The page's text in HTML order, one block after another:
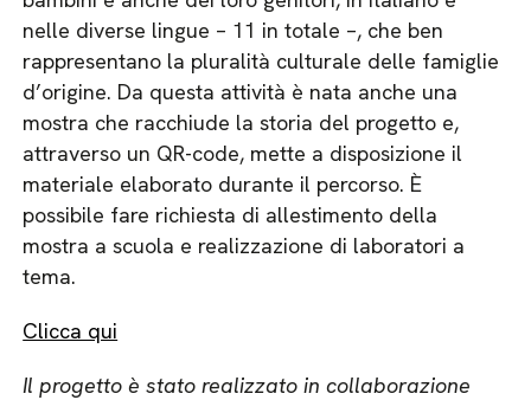
nelle diverse lingue – 11 in totale –, che ben
rappresentano la pluralità culturale delle famiglie
d’origine. Da questa attività è nata anche una
mostra che racchiude la storia del progetto e,
attraverso un QR-code, mette a disposizione il
materiale elaborato durante il percorso. È
possibile fare richiesta di allestimento della
mostra a scuola e realizzazione di laboratori a
tema.
Clicca qui
Il progetto è stato realizzato in collaborazione